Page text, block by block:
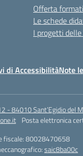
Offerta
Le schede
I progetti delle
di AccessibilitàNote
- 84010 Sant’Egidio del
Posta elettronica
fiscale: 80028470658
saic8ba00c